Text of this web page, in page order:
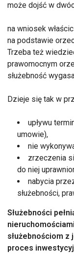
może dojść w
na wniosek
na podstawie
Trzeba też
prawomocnym
służebność
Dzieje się tak w
upływu
umowie),
nie
zrzeczenia
do niej
nabycia
służebności,
Służebności
służebnościom z
proces